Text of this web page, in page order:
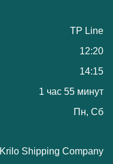
TP Line
12:20
14:15
1 час 55 минут
Пн, Сб
Krilo Shipping Company